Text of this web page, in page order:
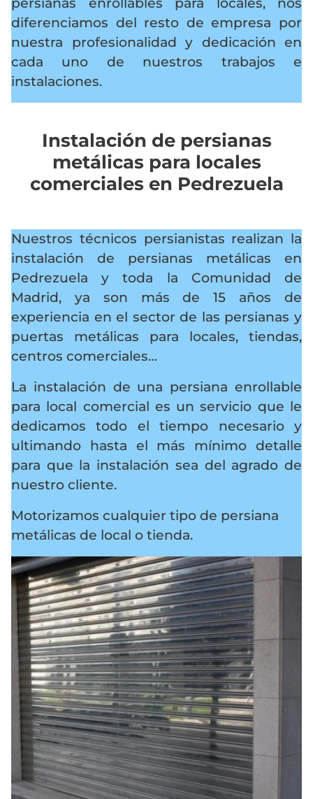
persianas enrollables para locales, nos
diferenciamos del resto de empresa por
nuestra profesionalidad y dedicación en
cada uno de nuestros trabajos e
instalaciones.
Instalación de persianas
metálicas para locales
comerciales en Pedrezuela
Nuestros técnicos persianistas realizan la
instalación de persianas metálicas en
Pedrezuela y toda la Comunidad de
Madrid, ya son más de 15 años de
experiencia en el sector de las persianas y
puertas metálicas para locales, tiendas,
centros comerciales…
La instalación de una persiana enrollable
para local comercial es un servicio que le
dedicamos todo el tiempo necesario y
ultimando hasta el más mínimo detalle
para que la instalación sea del agrado de
nuestro cliente.
Motorizamos cualquier tipo de persiana
metálicas de local o tienda.